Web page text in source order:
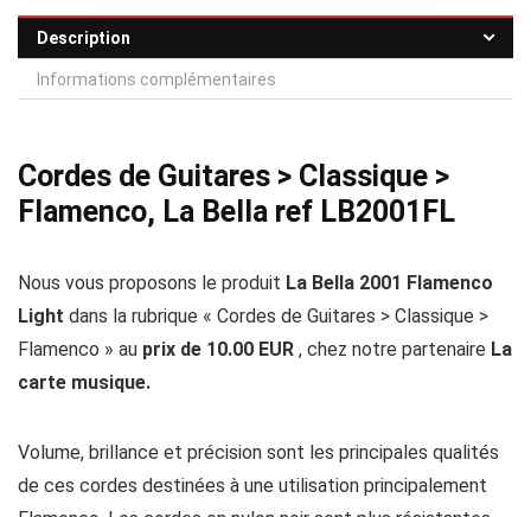
Description
Informations complémentaires
Cordes de Guitares > Classique >
Flamenco, La Bella ref LB2001FL
Nous vous proposons le produit La Bella 2001 Flamenco
Light dans la rubrique « Cordes de Guitares > Classique >
Flamenco » au prix de 10.00 EUR , chez notre partenaire La
carte musique.
Volume, brillance et précision sont les principales qualités
de ces cordes destinées à une utilisation principalement